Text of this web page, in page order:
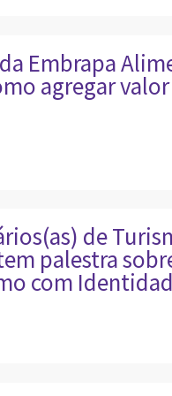
Embrapa
agregar
de
palestra
com